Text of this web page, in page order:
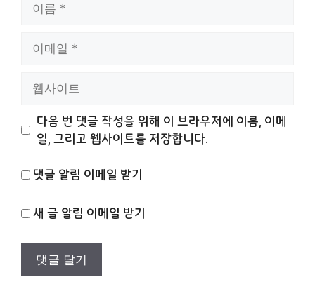
트
다음 번 댓글 작성을 위해 이 브라우저에 이름, 이메
일, 그리고 웹사이트를 저장합니다.
댓글 알림 이메일 받기
새 글 알림 이메일 받기